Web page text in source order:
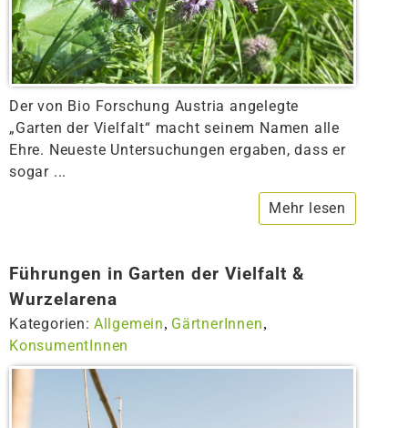
Der von Bio Forschung Austria angelegte
„Garten der Vielfalt“ macht seinem Namen alle
Ehre. Neueste Untersuchungen ergaben, dass er
sogar ...
Mehr lesen
Führungen in Garten der Vielfalt &
Wurzelarena
Kategorien: Allgemein, GärtnerInnen,
KonsumentInnen